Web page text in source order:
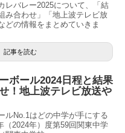
レバレー2025について、「結
み合わせ」「地上波テレビ放
どの情報をまとめていきま
記事を読む
ボール2024日程と結果
！地上波テレビ放送や
ルNo.1はどの中学が手にする
（2024年）度第59回関東中学